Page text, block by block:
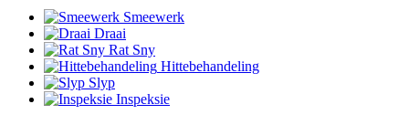
Smeewerk
Draai
Rat Sny
Hittebehandeling
Slyp
Inspeksie